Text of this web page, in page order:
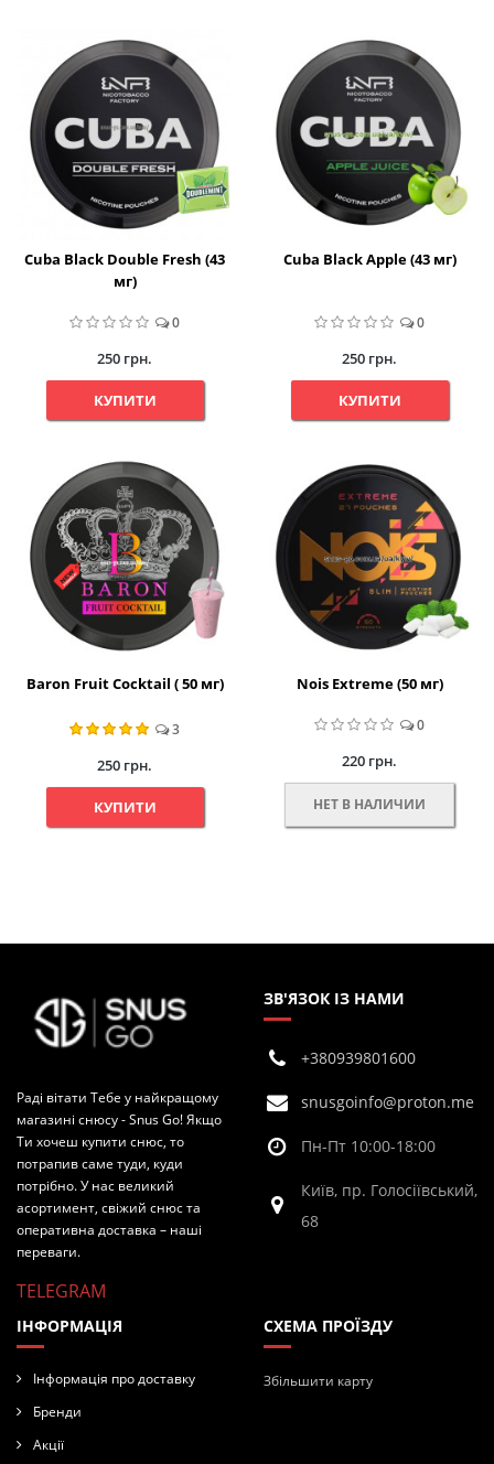
Cuba Black Double Fresh (43
мг)
0
250 грн.
КУПИТИ
Cuba Black Apple (43 мг)
0
250 грн.
КУПИТИ
Baron Fruit Cocktail ( 50 мг)
3
250 грн.
КУПИТИ
Nois Extreme (50 мг)
0
220 грн.
НЕТ В НАЛИЧИИ
Раді вітати Тебе у найкращому
магазині снюсу - Snus Go! Якщо
Ти хочеш купити снюс, то
потрапив саме туди, куди
потрібно. У нас великий
асортимент, свіжий снюс та
оперативна доставка – наші
переваги.
TELEGRAM
ЗВ'ЯЗОК ІЗ НАМИ
+380939801600
snusgoinfo@proton.me
Пн-Пт 10:00-18:00
Київ, пр. Голосіївський,
68
ІНФОРМАЦІЯ
Інформація про доставку
Бренди
Акції
СХЕМА ПРОЇЗДУ
Збільшити карту